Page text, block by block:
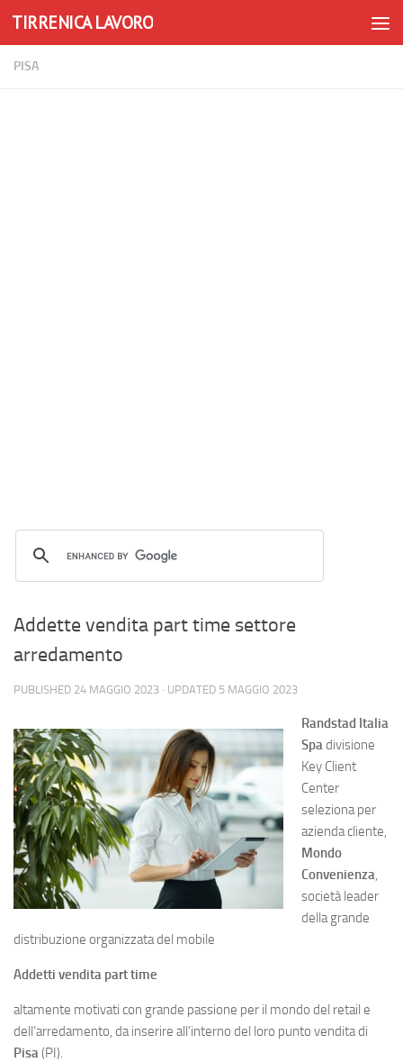
Skip to content
TIRRENICA LAVORO
PISA
Addette vendita part time settore
arredamento
PUBLISHED 24 MAGGIO 2023 · UPDATED 5 MAGGIO 2023
Randstad Italia
Spadivisione
Key Client
Center
seleziona per
azienda cliente,
Mondo
Convenienza,
società leader
della grande
distribuzione organizzata del mobile
Addetti vendita part time
altamente motivati con grande passione per il mondo del retail e
dell’arredamento, da inserire all’interno del loro punto vendita di
Pisa(PI).